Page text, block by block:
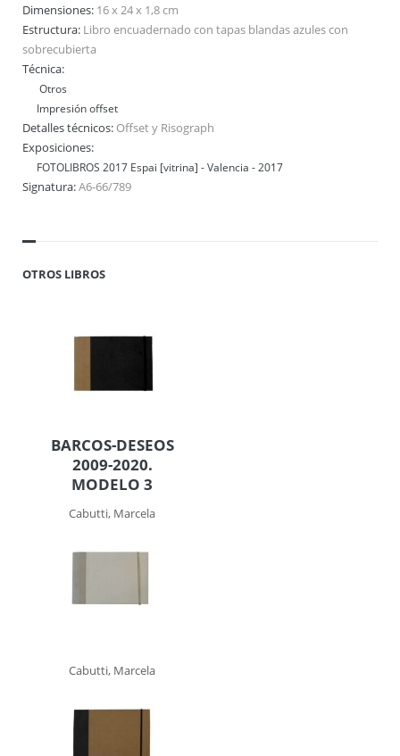
Dimensiones: 16 x 24 x 1,8 cm
Estructura: Libro encuadernado con tapas blandas azules con
sobrecubierta
Técnica:
Otros
Impresión offset
Detalles técnicos: Offset y Risograph
Exposiciones:
FOTOLIBROS 2017 Espai [vitrina] - Valencia - 2017
Signatura:A6-66/789
OTROS LIBROS
BARCOS-DESEOS
2009-2020.
MODELO 3
Cabutti, Marcela
Cabutti, Marcela